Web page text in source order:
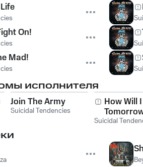
On!
Mad!
исполнителя
Join The Army
Suicidal Tendencies
How Will
Can't
Suicidal